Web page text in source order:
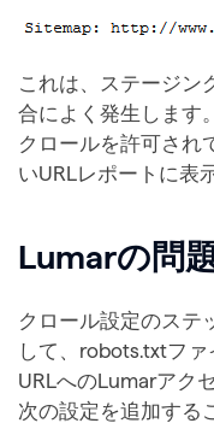
これは、ステージン
合によく発生します。
クロールを許可され
いURLレポートに表
Lumarの問
クロール設定のステ
して、robots.txtフ
URLへのLumarアク
次の設定を追加する